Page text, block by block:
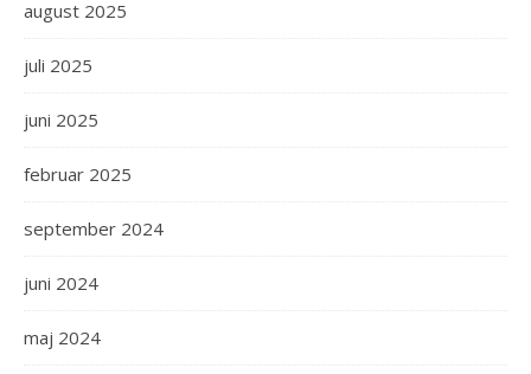
august 2025
juli 2025
juni 2025
februar 2025
september 2024
juni 2024
maj 2024